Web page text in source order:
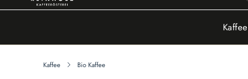
Kaffee
Kaffee Bio Kaffee